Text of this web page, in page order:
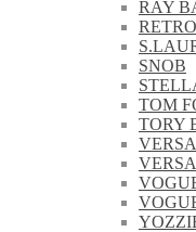
RAY
SNOB
TOM
TORY